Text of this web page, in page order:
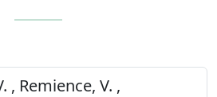
, Remience, V. ,